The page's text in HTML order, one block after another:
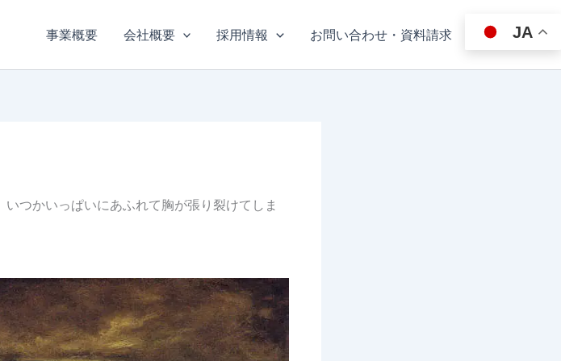
事業概要 会社概要 採用情報 お問い合わせ・資料請求 JA
つかいっぱいにあふれて胸が張り裂けてしま